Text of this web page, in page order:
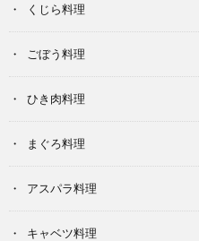
くじら料理
ごぼう料理
ひき肉料理
まぐろ料理
アスパラ料理
キャベツ料理